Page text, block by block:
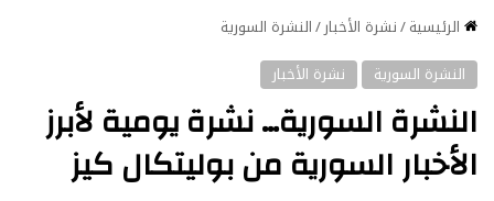
الرئيسية/نشرة الأخبار/النشرة السورية
النشرة السورية
نشرة الأخبار
النشرة السورية… نشرة يومية لأبرز
الأخبار السورية من بوليتكال كيز